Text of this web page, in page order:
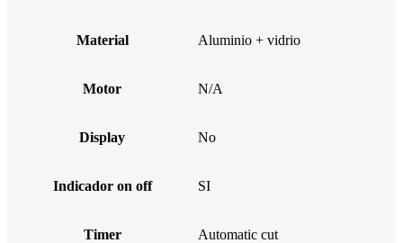
Material Aluminio + vidrio
Motor N/A
Display No
Indicador on off SI
Timer Automatic cut